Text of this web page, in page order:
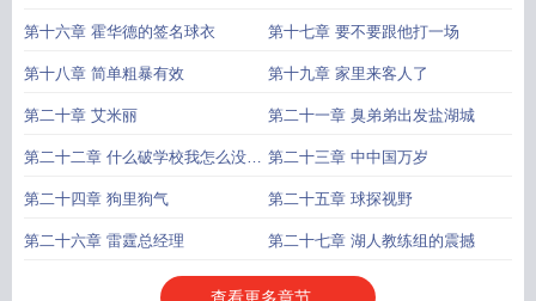
第十六章 霍华德的签名球衣 第十七章 要不要跟他打一场
第十八章 简单粗暴有效 第十九章 家里来客人了
第二十章 艾米丽 第二十一章 臭弟弟出发盐湖城
第二十二章 什么破学校我怎么没听
过
第二十三章 中中国万岁
第二十四章 狗里狗气 第二十五章 球探视野
第二十六章 雷霆总经理 第二十七章 湖人教练组的震撼